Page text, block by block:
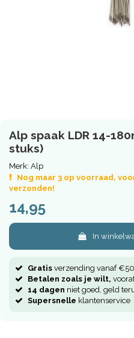
Alp spaak LDR 14-
stuks)
Merk: Alp
Nog maar 3 op voorraad,
verzonden!
14,95
In
Gratis verzending vanaf €50
Betalen zoals je wilt,
14 dagen niet goed, geld
Supersnelle klantenservice